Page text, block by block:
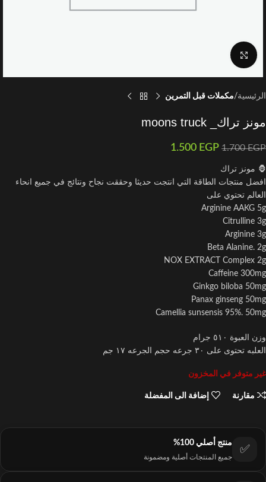
اضغط للتكبير
الرئيسية مكملات قبل التمرين
مونز تراك_ moons truck
1.700EGP
1.500 EGP
🦍 مونز تراك
افضل منتجات الطاقة التي انتجت حديثا وحققت نجاح ونتائج في جميع انحاء
العالم تحتوي على
Arginine AAKG 5g
Citrulline 3g
Arginine 3g
Beta Alanine. 2g
NOX EXTRACT Complex 2g
Caffeine 300mg
Ginkgo biloba 50mg
Panax ginseng 50mg
Camellia sunsensis 95%. 50mg
وزن العبوة ٥١٠ جرام
العلبه تحتوى على ٣٠ جرعه حجم الجرعه ١٧ جم
غير متوفر في المخزون
مقارنة إضافة الى المفضلة
✅
منتج أصلي 100%
جميع المنتجات أصلية ومضمونة